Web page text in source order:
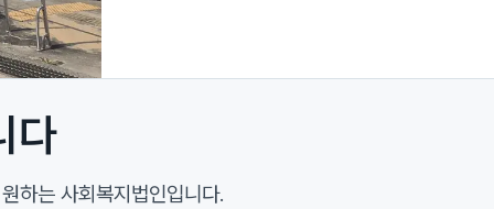
다
하는 사회복지법인입니다.